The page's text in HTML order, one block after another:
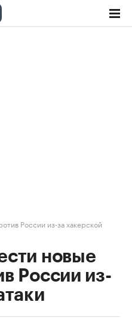
России из-за хакерской
новые
России из-